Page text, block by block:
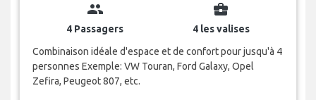
group
4 Passagers
business_center
4 les valises
Combinaison idéale d'espace et de confort pour jusqu'à 4
personnes Exemple: VW Touran, Ford Galaxy, Opel
Zefira, Peugeot 807, etc.